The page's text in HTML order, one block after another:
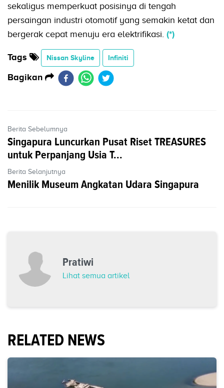
sekaligus memperkuat posisinya di tengah
persaingan industri otomotif yang semakin ketat dan
bergerak cepat menuju era elektrifikasi. (*)
Tags Nissan Skyline Infiniti
Bagikan
Berita Sebelumnya
Singapura Luncurkan Pusat Riset TREASURES
untuk Perpanjang Usia T...
Berita Selanjutnya
Menilik Museum Angkatan Udara Singapura
Pratiwi
Lihat semua artikel
RELATED NEWS